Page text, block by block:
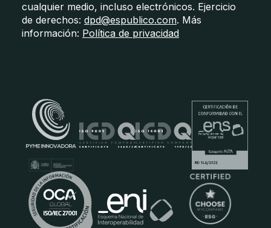
cualquier medio, incluso electrónicos. Ejercicio
de derechos: dpd@espublico.com. Más
información: Política de privacidad
Certificados